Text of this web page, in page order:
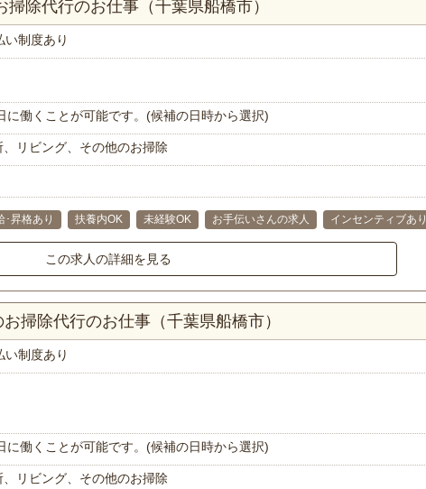
除代行のお仕事（千葉県船橋市）
い制度あり
働くことが可能です。(候補の日時から選択)
リビング、その他のお掃除
･昇格あり 扶養内OK 未経験OK お手伝いさんの求人 インセンティブあり
この求人の詳細を見る
掃除代行のお仕事（千葉県船橋市）
い制度あり
働くことが可能です。(候補の日時から選択)
リビング、その他のお掃除